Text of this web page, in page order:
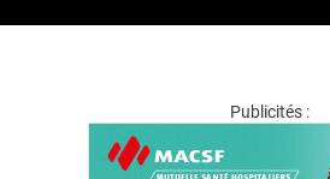
Publicités :